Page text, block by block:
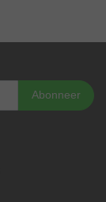
Abonneer